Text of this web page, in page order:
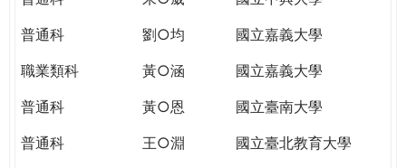
WAGOR
TODAY
THE
WORLD
普通科
劉○均
國立嘉義大學
職業類科
黃○涵
國立嘉義大學
普通科
黃○恩
國立臺南大學
普通科
王○淵
國立臺北教育大學